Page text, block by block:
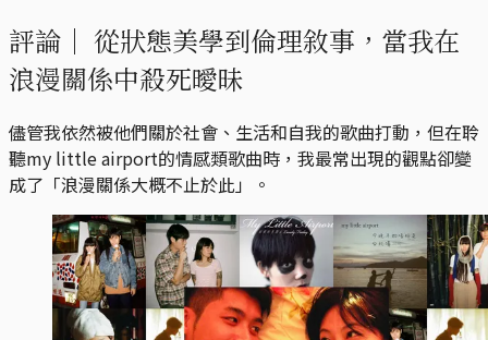
評論｜ 從狀態美學到倫理敘事，當我在
浪漫關係中殺死曖昧
儘管我依然被他們關於社會、生活和自我的歌曲打動，但在聆
聽my little airport的情感類歌曲時，我最常出現的觀點卻變
成了「浪漫關係大概不止於此」。